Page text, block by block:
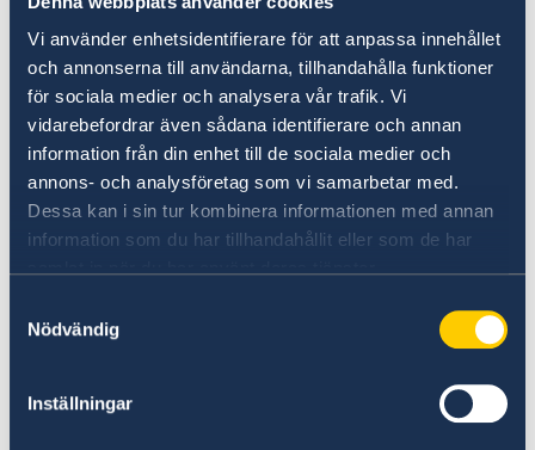
Vi använder enhetsidentifierare för att anpassa innehållet
och annonserna till användarna, tillhandahålla funktioner
för sociala medier och analysera vår trafik. Vi
vidarebefordrar även sådana identifierare och annan
information från din enhet till de sociala medier och
annons- och analysföretag som vi samarbetar med.
Dessa kan i sin tur kombinera informationen med annan
information som du har tillhandahållit eller som de har
Nödvändig
Inställningar
12 Feb 2025
Government’s priorities in 2025
Statement of Foreign Policy
26 Jan 2025
Energy Summit
20 Jan 2025
Call for Applications: Nobel Prize